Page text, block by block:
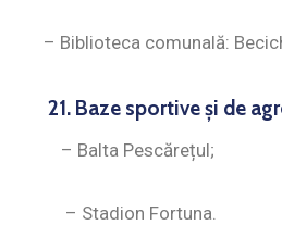
– Biblioteca comunală:
21. Baze sportive şi de
– Balta Pescărețul;
– Stadion Fortuna.